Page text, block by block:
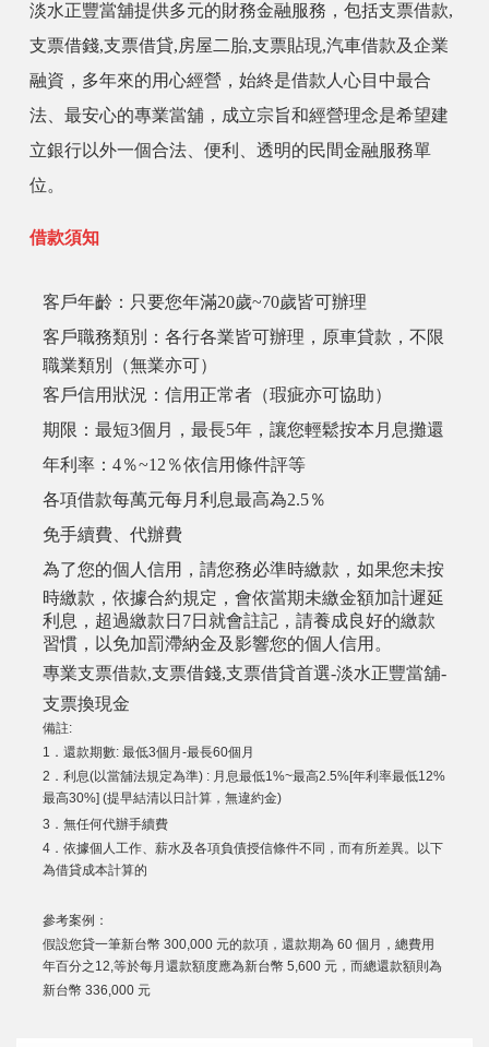
淡水正豐當舖提供多元的財務金融服務，包括支票借款,
支票借錢,支票借貸,房屋二胎,支票貼現,汽車借款及企業
融資，多年來的用心經營，始終是借款人心目中最合
法、最安心的專業當舖，成立宗旨和經營理念是希望建
立銀行以外一個合法、便利、透明的民間金融服務單
位。
借款須知
客戶年齡：只要您年滿20歲~70歲皆可辦理
客戶職務類別：各行各業皆可辦理，原車貸款，不限
職業類別（無業亦可）
客戶信用狀況：信用正常者（瑕疵亦可協助）
期限：最短3個月，最長5年，讓您輕鬆按本月息攤還
年利率：4％~12％依信用條件評等
各項借款每萬元每月利息最高為2.5％
免手續費、代辦費
為了您的個人信用，請您務必準時繳款，如果您未按
時繳款，依據合約規定，會依當期未繳金額加計遲延
利息，超過繳款日7日就會註記，請養成良好的繳款
習慣，以免加罰滯納金及影響您的個人信用。
專業支票借款,支票借錢,支票借貸首選-淡水正豐當舖-
支票換現金
備註:
1．還款期數: 最低3個月-最長60個月
2．利息(以當舖法規定為準) : 月息最低1%~最高2.5%[年利率最低12%
最高30%] (提早結清以日計算，無違約金)
3．無任何代辦手續費
4．依據個人工作、薪水及各項負債授信條件不同，而有所差異。以下
為借貸成本計算的
參考案例：
假設您貸一筆新台幣 300,000 元的款項，還款期為 60 個月，總費用
年百分之12,等於每月還款額度應為新台幣 5,600 元，而總還款額則為
新台幣 336,000 元